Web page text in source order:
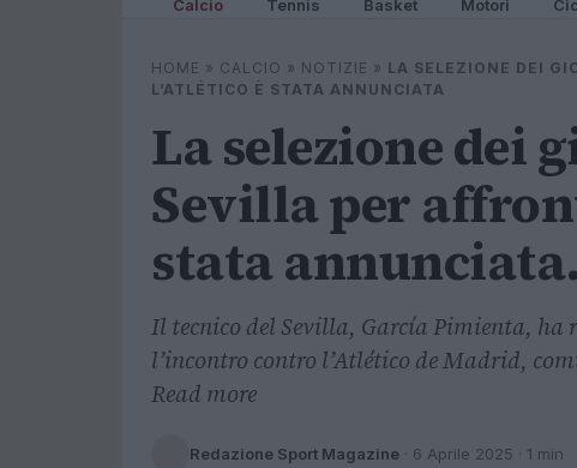
Calcio Tennis Basket Motori
HOME » CALCIO » NOTIZIE » LA SELEZIONE DEI
L’ATLÉTICO È STATA ANNUNCIATA
La selezione dei
Sevilla per
stata annunciata.
Il tecnico del Sevilla, García Pimienta, ha
l’incontro contro l’Atlético de Madrid,
Read more
Redazione Sport Magazine · 6 Aprile 2025 · 1 min